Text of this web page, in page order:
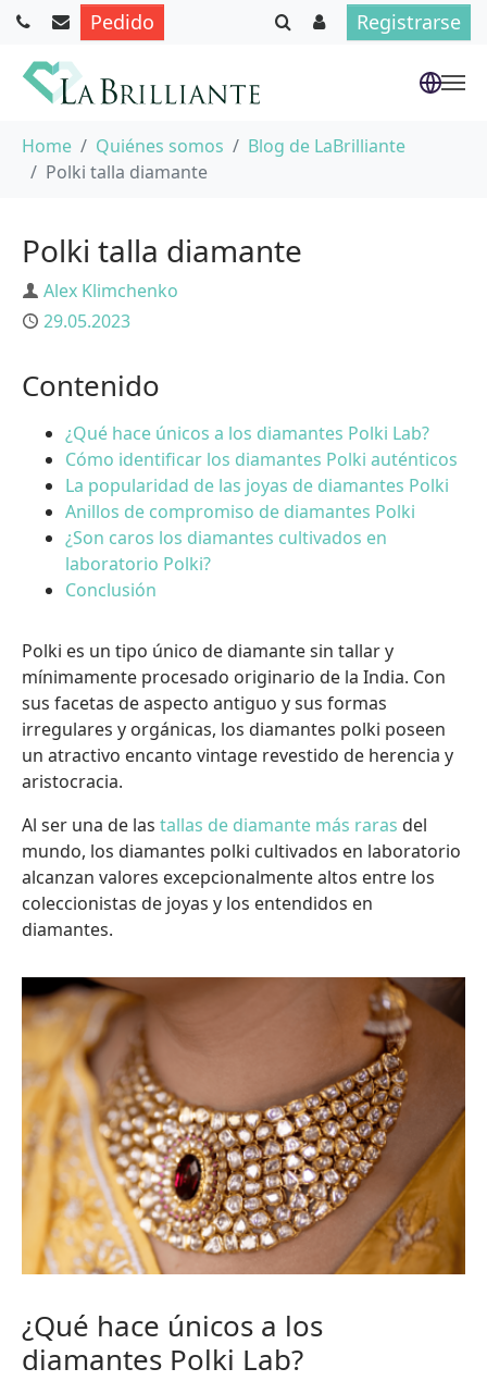
Pedido Registrarse
Home Quiénes somos
Blog de LaBrilliante
Polki talla diamante
Polki talla diamante
Autor
Alex Klimchenko
Publicado
29.05.2023
Contenido
¿Qué hace únicos a los diamantes Polki Lab?
Cómo identificar los diamantes Polki auténticos
La popularidad de las joyas de diamantes Polki
Anillos de compromiso de diamantes Polki
¿Son caros los diamantes cultivados en
laboratorio Polki?
Conclusión
Polki es un tipo único de diamante sin tallar y
mínimamente procesado originario de la India. Con
sus facetas de aspecto antiguo y sus formas
irregulares y orgánicas, los diamantes polki poseen
un atractivo encanto vintage revestido de herencia y
aristocracia.
Al ser una de las tallas de diamante más raras del
mundo, los diamantes polki cultivados en laboratorio
alcanzan valores excepcionalmente altos entre los
coleccionistas de joyas y los entendidos en
diamantes.
¿Qué hace únicos a los
diamantes Polki Lab?